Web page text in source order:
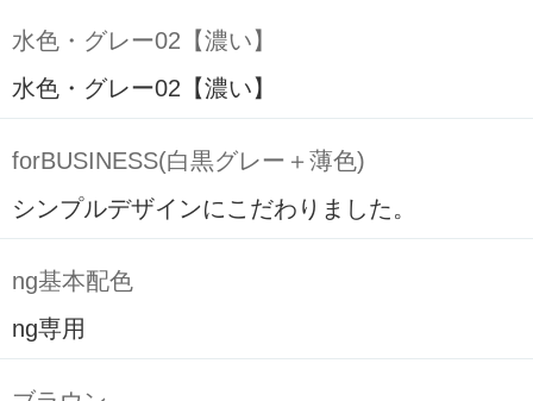
水色・グレー02【濃い】
水色・グレー02【濃い】
forBUSINESS(白黒グレー＋薄色)
シンプルデザインにこだわりました。
ng基本配色
ng専用